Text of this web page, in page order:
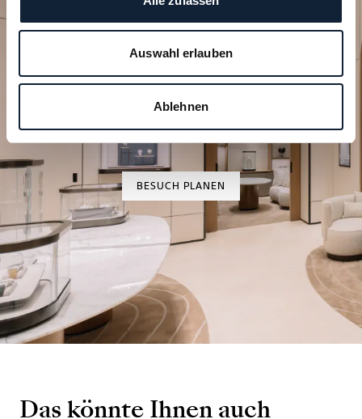
Auswahl erlauben
Ablehnen
Planen Sie Ihren besonderen
Moment
Entdecken Sie unsere Uhrenkreationen in einer
unserer Boutiquen.
BESUCH PLANEN
Das könnte Ihnen auch